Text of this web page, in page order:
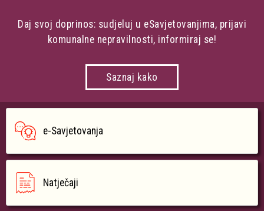
Daj svoj doprinos: sudjeluj u eSavjetovanjima, prijavi
komunalne nepravilnosti, informiraj se!
Saznaj kako
e-Savjetovanja
Natječaji